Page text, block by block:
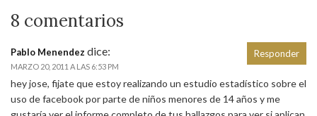
8 comentarios
Pablo Menendez dice:
MARZO 20, 2011 A LAS 6:53 PM
hey jose, fijate que estoy realizando un estudio estadístico sobre el
uso de facebook por parte de niños menores de 14 años y me
Responder